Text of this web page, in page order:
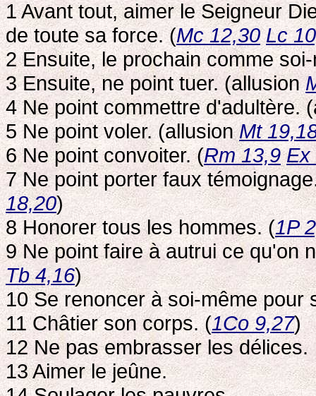
1 Avant tout, aimer le Seigneur
de toute sa force. (Mc 12,30 Lc
2 Ensuite, le prochain comme
3 Ensuite, ne point tuer. (allusion
4 Ne point commettre d'adultère.
5 Ne point voler. (allusionMt
6 Ne point convoiter. (Rm 13,9 Ex
7 Ne point porter faux
18,20)
8 Honorer tous les hommes. (1P
9 Ne point faire à autrui ce qu'on
Tb 4,16)
10 Se renoncer à soi-même pour
11 Châtier son corps. (1Co 9,27)
12 Ne pas embrasser les délices.
13 Aimer le jeûne.